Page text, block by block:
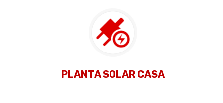
PLANTA SOLAR CASA